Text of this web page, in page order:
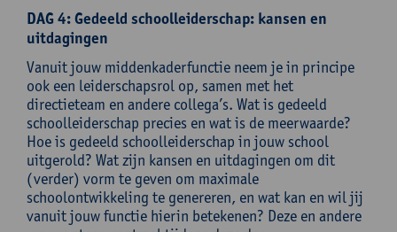
DAG 4: Gedeeld schoolleiderschap: kansen en
uitdagingen
Vanuit jouw middenkaderfunctie neem je in principe
ook een leiderschapsrol op, samen met het
directieteam en andere collega’s. Wat is gedeeld
schoolleiderschap precies en wat is de meerwaarde?
Hoe is gedeeld schoolleiderschap in jouw school
uitgerold? Wat zijn kansen en uitdagingen om dit
(verder) vorm te geven om maximale
schoolontwikkeling te genereren, en wat kan en wil jij
vanuit jouw functie hierin betekenen? Deze en andere